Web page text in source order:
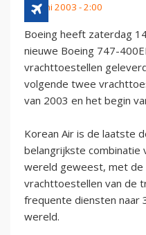
14 juni 2003 - 2:00
Boeing heeft zaterdag
nieuwe Boeing 747-
vrachttoestellen
volgende twee
van 2003 en het begin
Korean Air is de laatste
belangrijkste combinatie
wereld geweest, met
vrachttoestellen van de
frequente diensten naar
wereld.